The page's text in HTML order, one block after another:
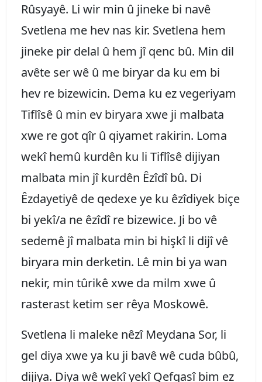
Rûsyayê. Li wir min û jineke bi navê
Svetlena me hev nas kir. Svetlena hem
jineke pir delal û hem jî qenc bû. Min dil
avête ser wê û me biryar da ku em bi
hev re bizewicin. Dema ku ez vegeriyam
Tiflîsê û min ev biryara xwe ji malbata
xwe re got qîr û qiyamet rakirin. Loma
wekî hemû kurdên ku li Tiflîsê dijiyan
malbata min jî kurdên Êzîdî bû. Di
Êzdayetiyê de qedexe ye ku êzîdiyek biçe
bi yekî/a ne êzîdî re bizewice. Ji bo vê
sedemê jî malbata min bi hişkî li dijî vê
biryara min derketin. Lê min bi ya wan
nekir, min tûrikê xwe da milm xwe û
rasterast ketim ser rêya Moskowê.
Svetlena li maleke nêzî Meydana Sor, li
gel diya xwe ya ku ji bavê wê cuda bûbû,
dijiya. Diya wê wekî yekî Qefqasî bim ez